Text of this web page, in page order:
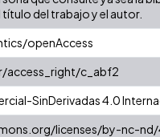
título del trabajo y el autor.
openAccess
c_abf2
SinDerivadas 4.0
licenses/by-nc-